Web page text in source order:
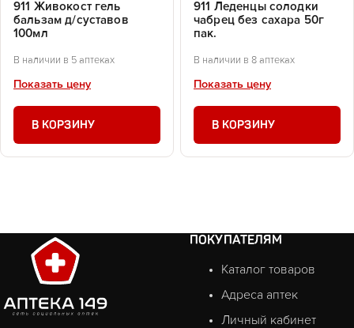
911 Живокост гель
бальзам д/суставов
100мл
В наличии в 5 аптеках
Показать цену
В КОРЗИНУ
911 Леденцы солодки
чабрец без сахара 50г
пак.
В наличии в 8 аптеках
Показать цену
В КОРЗИНУ
ПОКУПАТЕЛЯМ
Каталог товаров
Адреса аптек
Личный кабинет